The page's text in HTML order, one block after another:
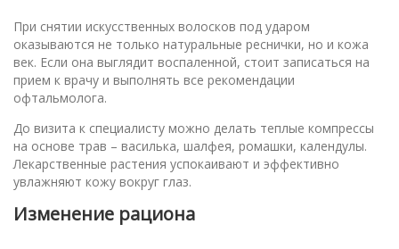
При снятии искусственных волосков под ударом
оказываются не только натуральные реснички, но и кожа
век. Если она выглядит воспаленной, стоит записаться на
прием к врачу и выполнять все рекомендации
офтальмолога.
До визита к специалисту можно делать теплые компрессы
на основе трав – василька, шалфея, ромашки, календулы.
Лекарственные растения успокаивают и эффективно
увлажняют кожу вокруг глаз.
Изменение рациона